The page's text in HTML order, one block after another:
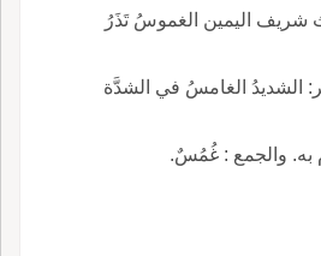
شريف اليمين الغموسُ تَذَرُ
الشديدُ الغامسُ في الشدَّة
به. والجمع : غُمُسٌ.